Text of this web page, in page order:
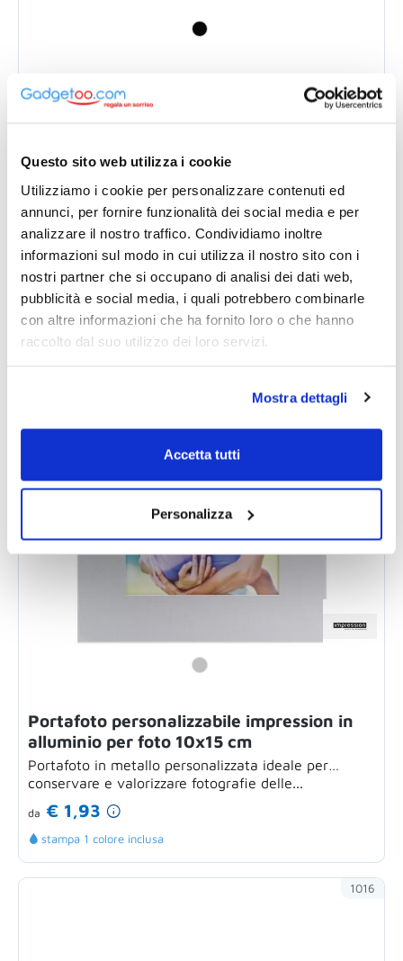
Questo sito web utilizza i cookie
Utilizziamo i cookie per personalizzare contenuti ed
annunci, per fornire funzionalità dei social media e per
analizzare il nostro traffico. Condividiamo inoltre
informazioni sul modo in cui utilizza il nostro sito con i
nostri partner che si occupano di analisi dei dati web,
pubblicità e social media, i quali potrebbero combinarle
con altre informazioni che ha fornito loro o che hanno
raccolto dal suo utilizzo dei loro servizi.
Mostra dettagli
Accetta tutti
Personalizza
Cornice digitale personalizzabile 10,1
pollici touchscreen wifi ips
stampa 1 colore inclusa
2731
Portafoto personalizzabile impression in
alluminio per foto 10x15 cm
Portafoto in metallo personalizzata ideale per
conservare e valorizzare fotografie delle...
da € 1,93
stampa 1 colore inclusa
1016